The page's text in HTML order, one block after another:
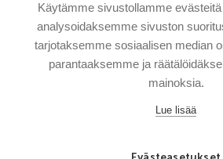
Käytämme sivustollamme
analysoidaksemme sivuston
tarjotaksemme sosiaalisen median
parantaaksemme ja
mainoksia.
Lue lisää
MATKAEHDOT
HYVÄ TIETÄÄ
YHTEYSTIEDOT